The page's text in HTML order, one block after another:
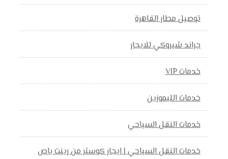
توصيل مطار القاهرة
جراند شيروكي للايجار
خدمات VIP
خدمات الليموزين
خدمات النقل السياحي
خدمات النقل السياحي | ايجار كوستر من رينت باص